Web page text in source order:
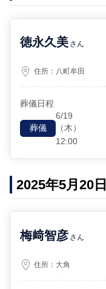
徳永久美 さん
住所： 八町牟田
葬儀日程
葬儀
6/19
（木）
12:00
2025年5月20
梅﨑智彦 さん
住所： 大角